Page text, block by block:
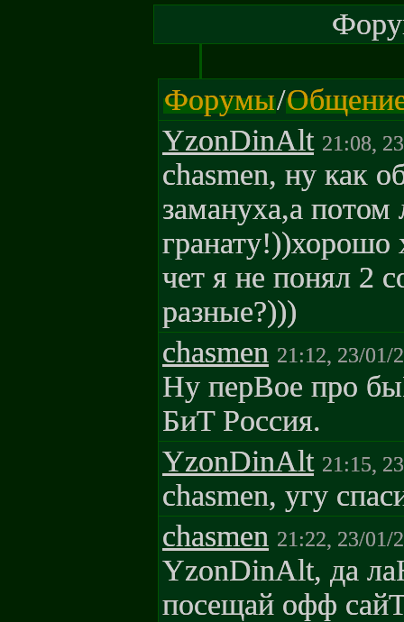
Форумы/
YzonDinAlt 21:08,
chasmen, ну как
замануха,а
гранату!))хорошо
чет я не понял 2
разные?)))
chasmen 21:12, 23/01/
Hy пepBoe пpo
БиT Poccия.
YzonDinAlt 21:15,
chasmen, угу
chasmen 21:22, 23/01/
YzonDinAlt, дa
пoceщaй oфф